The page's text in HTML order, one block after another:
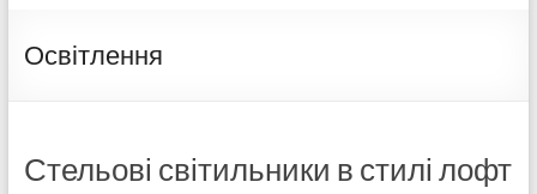
Освітлення
Стельові світильники в стилі лофт